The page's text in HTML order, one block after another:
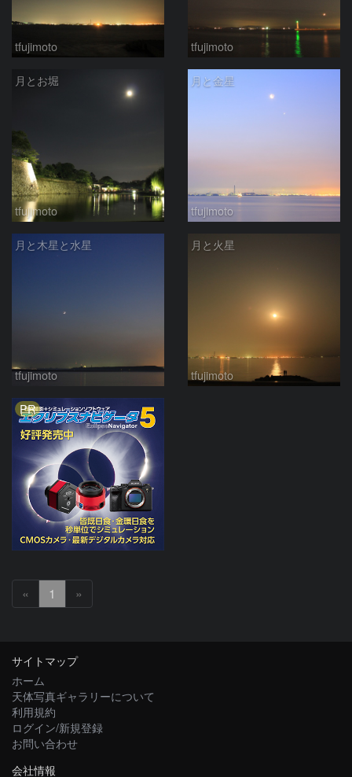
tfujimoto tfujimoto
月とお堀
tfujimoto
月と金星
tfujimoto
月と木星と水星
tfujimoto
月と火星
tfujimoto
PR
« 1 »
サイトマップ
ホーム
天体写真ギャラリーについて
利用規約
ログイン/新規登録
お問い合わせ
会社情報